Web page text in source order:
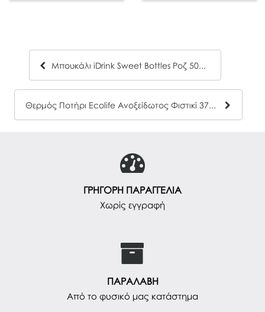
Μπουκάλι iDrink Sweet Bottles Ροζ 500ml
Θερμός Ποτήρι Ecolife Ανοξείδωτος Φιστικί 370ml
ΓΡΗΓΟΡΗ ΠΑΡΑΓΓΕΛΙΑ
Χωρίς εγγραφή
ΠΑΡΑΛΑΒΗ
Από το φυσικό μας κατάστημα